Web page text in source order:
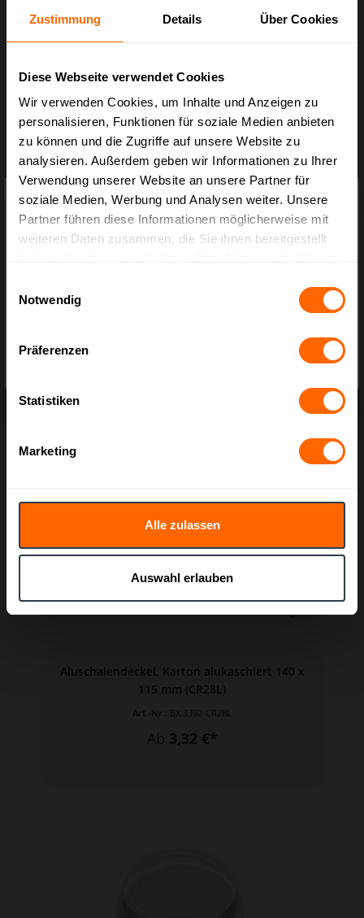
Zustimmung Details Über Cookies
Diese Webseite verwendet Cookies
Wir verwenden Cookies, um Inhalte und Anzeigen zu
personalisieren, Funktionen für soziale Medien anbieten
zu können und die Zugriffe auf unsere Website zu
analysieren. Außerdem geben wir Informationen zu Ihrer
Verwendung unserer Website an unsere Partner für
soziale Medien, Werbung und Analysen weiter. Unsere
Partner führen diese Informationen möglicherweise mit
weiteren Daten zusammen, die Sie ihnen bereitgestellt
Notwendig
Präferenzen
Statistiken
Marketing
Alle zulassen
Auswahl erlauben
Aluschalen mit Deckel (alukaschierter Karton)
Aluschalendeckel, Karton alukaschiert 140 x
115 mm (CR28L)
Art.-Nr.:
Ab 3,32 €*
Privatkunden können Preise mit MwSt. (brutto) und Geschäftskunden Preise
ohne MwSt. (netto) angezeigt werden.